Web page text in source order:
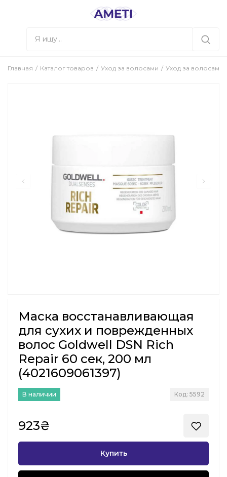
Главная Каталог товаров Уход за волосами Уход за волосами
Маска восстанавливающая
для сухих и поврежденных
волос Goldwell DSN Rich
Repair 60 сек, 200 мл
(4021609061397)
В наличии Код: 5592
923₴
Купить